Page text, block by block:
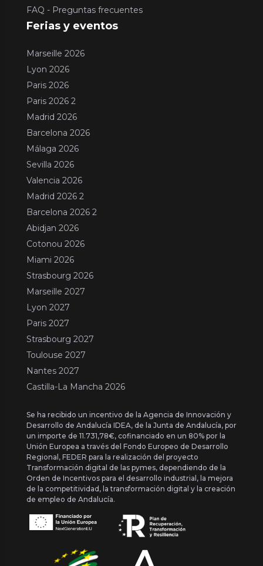
FAQ - Preguntas frecuentes
Ferias y eventos
Marseille 2026
Lyon 2026
Paris 2026
Paris 2026 2
Madrid 2026
Barcelona 2026
Málaga 2026
Sevilla 2026
Valencia 2026
Madrid 2026 2
Barcelona 2026 2
Abidjan 2026
Cotonou 2026
Miami 2026
Strasbourg 2026
Marseille 2027
Lyon 2027
Paris 2027
Strasbourg 2027
Toulouse 2027
Nantes 2027
Castilla-La Mancha 2026
Se ha recibido un incentivo de la Agencia de Innovación y
Desarrollo de Andalucía IDEA, de la Junta de Andalucía, por
un importe de 11.731,78€, cofinanciado en un 80% por la
Unión Europea a través del Fondo Europeo de Desarrollo
Regional, FEDER para la realización del proyecto
Transformación digital de las pymes, dependiendo de la
Orden de Incentivos para el desarrollo industrial, la mejora
de la competitividad, la transformación digital y la creación
de empleo de Andalucía.